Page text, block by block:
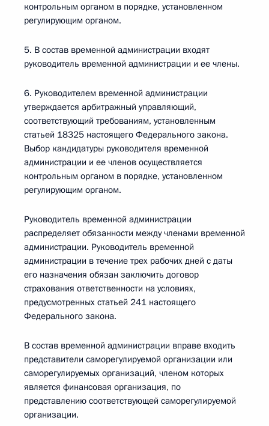
контрольным органом в порядке, установленном
регулирующим органом.
5. В состав временной администрации входят
руководитель временной администрации и ее члены.
6. Руководителем временной администрации
утверждается арбитражный управляющий,
соответствующий требованиям, установленным
статьей 18325 настоящего Федерального закона.
Выбор кандидатуры руководителя временной
администрации и ее членов осуществляется
контрольным органом в порядке, установленном
регулирующим органом.
Руководитель временной администрации
распределяет обязанности между членами временной
администрации. Руководитель временной
администрации в течение трех рабочих дней с даты
его назначения обязан заключить договор
страхования ответственности на условиях,
предусмотренных статьей 241 настоящего
Федерального закона.
В состав временной администрации вправе входить
представители саморегулируемой организации или
саморегулируемых организаций, членом которых
является финансовая организация, по
представлению соответствующей саморегулируемой
организации.